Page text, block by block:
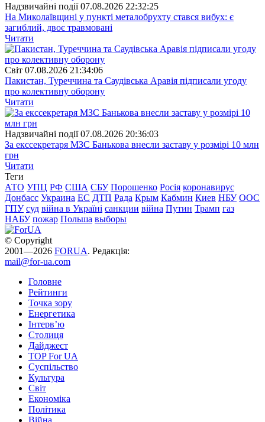
Надзвичайні події 07.08.2026 22:32:25
На Миколаївщині у пункті металобрухту стався вибух: є
загиблий, двоє травмовані
Читати
Свiт 07.08.2026 21:34:06
Пакистан, Туреччина та Саудівська Аравія підписали угоду
про колективну оборону
Читати
Надзвичайні події 07.08.2026 20:36:03
За екссекретаря МЗС Банькова внесли заставу у розмірі 10 млн
грн
Читати
Теги
АТО УПЦ РФ США СБУ Порошенко Росія коронавирус
Донбасс Украина ЕС ДТП Рада Крым Кабмин Киев НБУ ООС
ГПУ суд війна в Україні санкции війна Путин Трамп газ
НАБУ пожар Польша выборы
© Copyright
2001—2026 FORUA. Редакція:
mail@for-ua.com
Головне
Рейтинги
Точка зору
Енергетика
Інтерв’ю
Столиця
Дайджест
TOP For UA
Суспiльство
Культура
Світ
Економіка
Політика
Війна